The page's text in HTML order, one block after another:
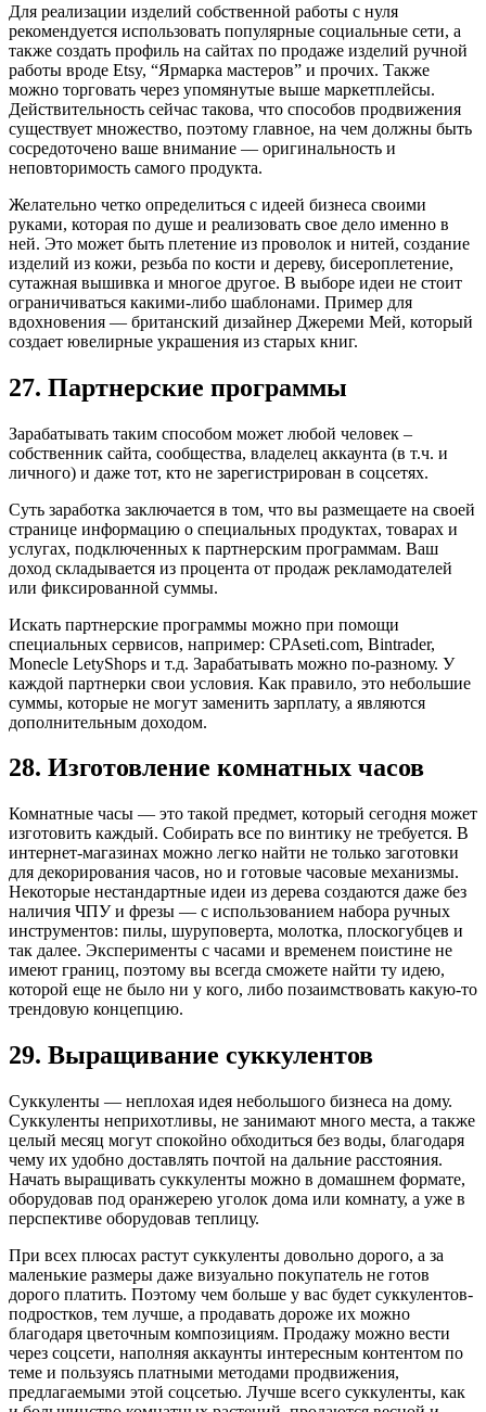
Для реализации изделий собственной работы с нуля
рекомендуется использовать популярные социальные сети, а
также создать профиль на сайтах по продаже изделий ручной
работы вроде Etsy, “Ярмарка мастеров” и прочих. Также
можно торговать через упомянутые выше маркетплейсы.
Действительность сейчас такова, что способов продвижения
существует множество, поэтому главное, на чем должны быть
сосредоточено ваше внимание — оригинальность и
неповторимость самого продукта.
Желательно четко определиться с идеей бизнеса своими
руками, которая по душе и реализовать свое дело именно в
ней. Это может быть плетение из проволок и нитей, создание
изделий из кожи, резьба по кости и дереву, бисероплетение,
сутажная вышивка и многое другое. В выборе идеи не стоит
ограничиваться какими-либо шаблонами. Пример для
вдохновения — британский дизайнер Джереми Мей, который
создает ювелирные украшения из старых книг.
27. Партнерские программы
Зарабатывать таким способом может любой человек –
собственник сайта, сообщества, владелец аккаунта (в т.ч. и
личного) и даже тот, кто не зарегистрирован в соцсетях.
Суть заработка заключается в том, что вы размещаете на своей
странице информацию о специальных продуктах, товарах и
услугах, подключенных к партнерским программам. Ваш
доход складывается из процента от продаж рекламодателей
или фиксированной суммы.
Искать партнерские программы можно при помощи
специальных сервисов, например: CPAseti.com, Bintrader,
Monecle LetyShops и т.д. Зарабатывать можно по-разному. У
каждой партнерки свои условия. Как правило, это небольшие
суммы, которые не могут заменить зарплату, а являются
дополнительным доходом.
28. Изготовление комнатных часов
Комнатные часы — это такой предмет, который сегодня может
изготовить каждый. Собирать все по винтику не требуется. В
интернет-магазинах можно легко найти не только заготовки
для декорирования часов, но и готовые часовые механизмы.
Некоторые нестандартные идеи из дерева создаются даже без
наличия ЧПУ и фрезы — с использованием набора ручных
инструментов: пилы, шуруповерта, молотка, плоскогубцев и
так далее. Эксперименты с часами и временем поистине не
имеют границ, поэтому вы всегда сможете найти ту идею,
которой еще не было ни у кого, либо позаимствовать какую-то
трендовую концепцию.
29. Выращивание суккулентов
Суккуленты — неплохая идея небольшого бизнеса на дому.
Суккуленты неприхотливы, не занимают много места, а также
целый месяц могут спокойно обходиться без воды, благодаря
чему их удобно доставлять почтой на дальние расстояния.
Начать выращивать суккуленты можно в домашнем формате,
оборудовав под оранжерею уголок дома или комнату, а уже в
перспективе оборудовав теплицу.
При всех плюсах растут суккуленты довольно дорого, а за
маленькие размеры даже визуально покупатель не готов
дорого платить. Поэтому чем больше у вас будет суккулентов-
подростков, тем лучше, а продавать дороже их можно
благодаря цветочным композициям. Продажу можно вести
через соцсети, наполняя аккаунты интересным контентом по
теме и пользуясь платными методами продвижения,
предлагаемыми этой соцсетью. Лучше всего суккуленты, как